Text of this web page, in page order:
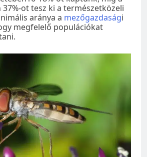
ot tesz ki a természetközeli
aránya a mezőgazdasági
megfelelő populációkat